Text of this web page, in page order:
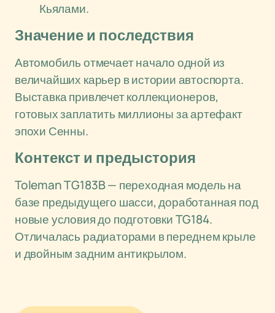
Кьялами.
Значение и последствия
Автомобиль отмечает начало одной из
величайших карьер в истории автоспорта.
Выставка привлечет коллекционеров,
готовых заплатить миллионы за артефакт
эпохи Сенны.
Контекст и предыстория
Toleman TG183B — переходная модель на
базе предыдущего шасси, доработанная под
новые условия до подготовки TG184.
Отличалась радиаторами в переднем крыле
и двойным задним антикрылом.